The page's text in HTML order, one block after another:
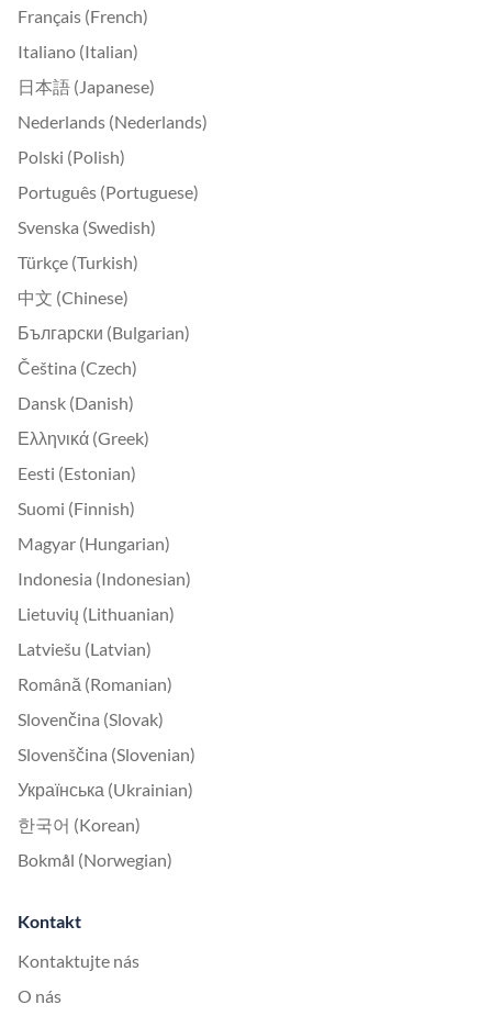
Français (French)
Italiano (Italian)
日本語 (Japanese)
Nederlands (Nederlands)
Polski (Polish)
Português (Portuguese)
Svenska (Swedish)
Türkçe (Turkish)
中文 (Chinese)
Български (Bulgarian)
Čeština (Czech)
Dansk (Danish)
Ελληνικά (Greek)
Eesti (Estonian)
Suomi (Finnish)
Magyar (Hungarian)
Indonesia (Indonesian)
Lietuvių (Lithuanian)
Latviešu (Latvian)
Română (Romanian)
Slovenčina (Slovak)
Slovenščina (Slovenian)
Українська (Ukrainian)
한국어 (Korean)
Bokmål (Norwegian)
Kontakt
Kontaktujte nás
O nás